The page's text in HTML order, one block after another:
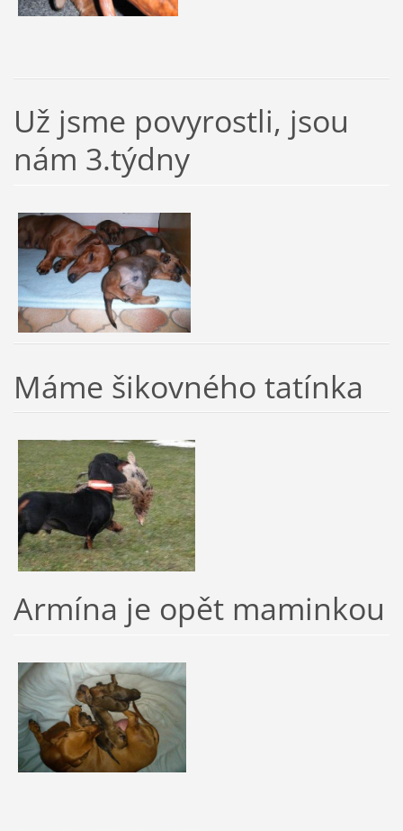
Už jsme povyrostli, jsou
nám 3.týdny
Máme šikovného tatínka
Armína je opět maminkou